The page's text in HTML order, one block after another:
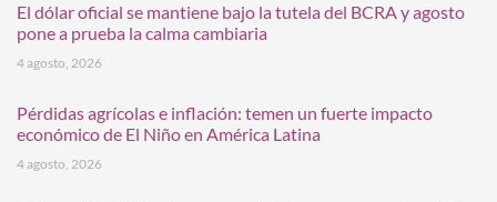
El dólar oficial se mantiene bajo la tutela del BCRA y agosto
pone a prueba la calma cambiaria
4 agosto, 2026
Pérdidas agrícolas e inflación: temen un fuerte impacto
económico de El Niño en América Latina
4 agosto, 2026